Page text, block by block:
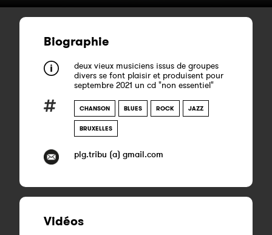
Biographie
deux vieux musiciens issus de groupes
divers se font plaisir et produisent pour
septembre 2021 un cd "non essentiel"
CHANSON BLUES ROCK JAZZ
BRUXELLES
plg.tribu (a) gmail.com
Vidéos